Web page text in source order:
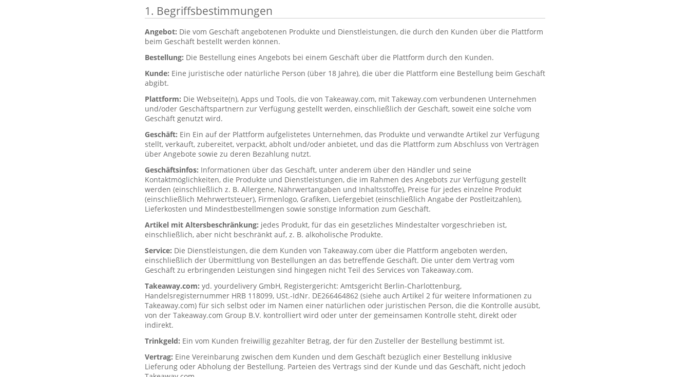
1. Begriffsbestimmungen
Angebot: Die vom Geschäft angebotenen Produkte und Dienstleistungen, die durch den Kunden über die Plattform
beim Geschäft bestellt werden können.
Bestellung: Die Bestellung eines Angebots bei einem Geschäft über die Plattform durch den Kunden.
Kunde: Eine juristische oder natürliche Person (über 18 Jahre), die über die Plattform eine Bestellung beim Geschäft
abgibt.
Plattform: Die Webseite(n), Apps und Tools, die von Takeaway.com, mit Takeway.com verbundenen Unternehmen
und/oder Geschäftspartnern zur Verfügung gestellt werden, einschließlich der Geschäft, soweit eine solche vom
Geschäft genutzt wird.
Geschäft: Ein Ein auf der Plattform aufgelistetes Unternehmen, das Produkte und verwandte Artikel zur Verfügung
stellt, verkauft, zubereitet, verpackt, abholt und/oder anbietet, und das die Plattform zum Abschluss von Verträgen
über Angebote sowie zu deren Bezahlung nutzt.
Geschäftsinfos: Informationen über das Geschäft, unter anderem über den Händler und seine
Kontaktmöglichkeiten, die Produkte und Dienstleistungen, die im Rahmen des Angebots zur Verfügung gestellt
werden (einschließlich z. B. Allergene, Nährwertangaben und Inhaltsstoffe), Preise für jedes einzelne Produkt
(einschließlich Mehrwertsteuer), Firmenlogo, Grafiken, Liefergebiet (einschließlich Angabe der Postleitzahlen),
Lieferkosten und Mindestbestellmengen sowie sonstige Information zum Geschäft.
Artikel mit Altersbeschränkung: jedes Produkt, für das ein gesetzliches Mindestalter vorgeschrieben ist,
einschließlich, aber nicht beschränkt auf, z. B. alkoholische Produkte.
Service: Die Dienstleistungen, die dem Kunden von Takeaway.com über die Plattform angeboten werden,
einschließlich der Übermittlung von Bestellungen an das betreffende Geschäft. Die unter dem Vertrag vom
Geschäft zu erbringenden Leistungen sind hingegen nicht Teil des Services von Takeaway.com.
Takeaway.com: yd. yourdelivery GmbH, Registergericht: Amtsgericht Berlin-Charlottenburg,
Handelsregisternummer HRB 118099, USt.-IdNr. DE266464862 (siehe auch Artikel 2 für weitere Informationen zu
Takeaway.com) für sich selbst oder im Namen einer natürlichen oder juristischen Person, die die Kontrolle ausübt,
von der Takeaway.com Group B.V. kontrolliert wird oder unter der gemeinsamen Kontrolle steht, direkt oder
indirekt.
Trinkgeld: Ein vom Kunden freiwillig gezahlter Betrag, der für den Zusteller der Bestellung bestimmt ist.
Vertrag: Eine Vereinbarung zwischen dem Kunden und dem Geschäft bezüglich einer Bestellung inklusive
Lieferung oder Abholung der Bestellung. Parteien des Vertrags sind der Kunde und das Geschäft, nicht jedoch